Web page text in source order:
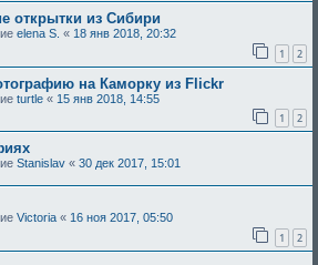
открытки из Сибири
elena S. « 18 янв 2018, 20:32
1 2
на Каморку из Flickr
turtle « 15 янв 2018, 14:55
1 2
Stanislav « 30 дек 2017, 15:01
Victoria « 16 ноя 2017, 05:50
1 2